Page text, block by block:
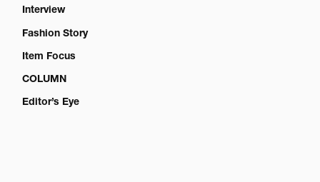
Interview
Fashion Story
Item Focus
COLUMN
Editor’s Eye